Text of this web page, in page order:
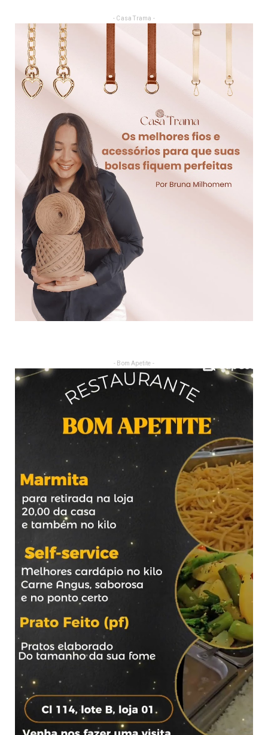
- Casa Trama -
- Bom Apetite -